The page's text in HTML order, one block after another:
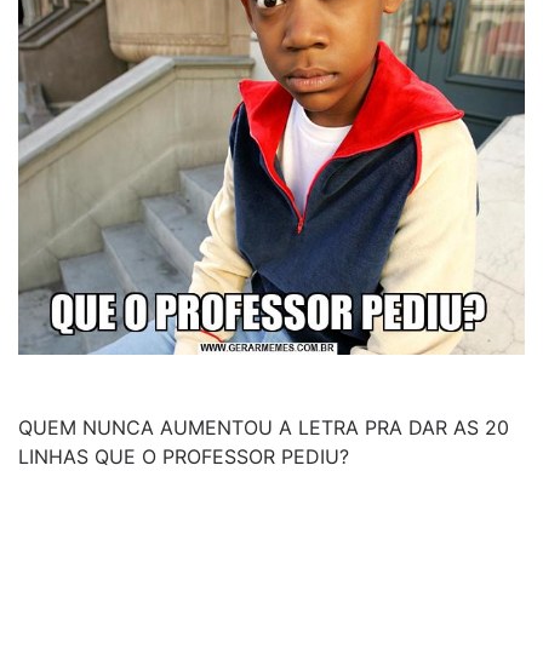
QUEM NUNCA AUMENTOU A LETRA PRA DAR AS 20
LINHAS QUE O PROFESSOR PEDIU?